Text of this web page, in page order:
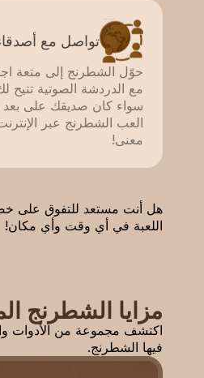
تواصل مع
حوّل الشطرنج إلى متعة
مع الدردشة الصوتية تتيح
سواء كان صديقك على بعد
العب الشطرنج عبر
معنى!
هل أنت مستعد للتفوق على
اللعبة في أي وقت وأي مكان!
مزايا الشطرنج
اكتشف مجموعة من الأدوات
فيها الشطرنج.